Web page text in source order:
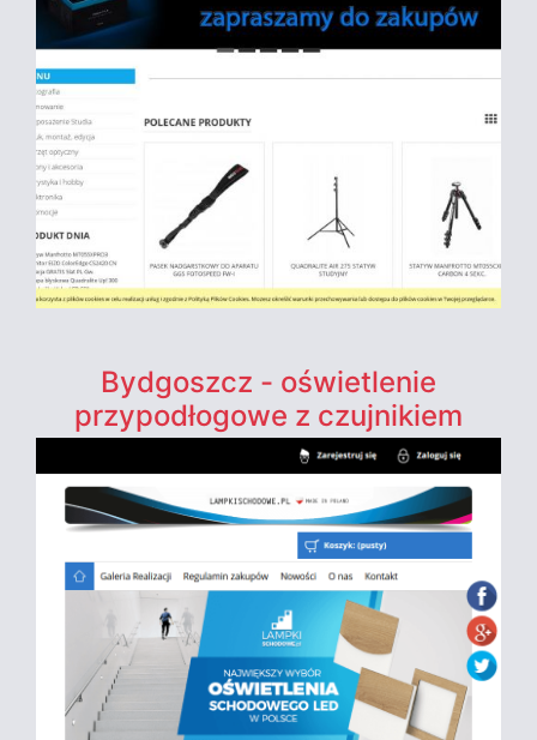
Bydgoszcz - oświetlenie
przypodłogowe z czujnikiem